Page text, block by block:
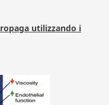
utilizzando i